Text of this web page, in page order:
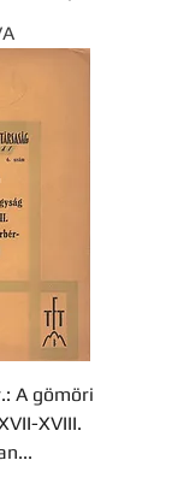
A gömöri
XVIII.